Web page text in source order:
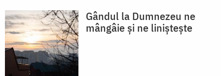
Gândul la Dumnezeu ne
mângâie și ne liniștește